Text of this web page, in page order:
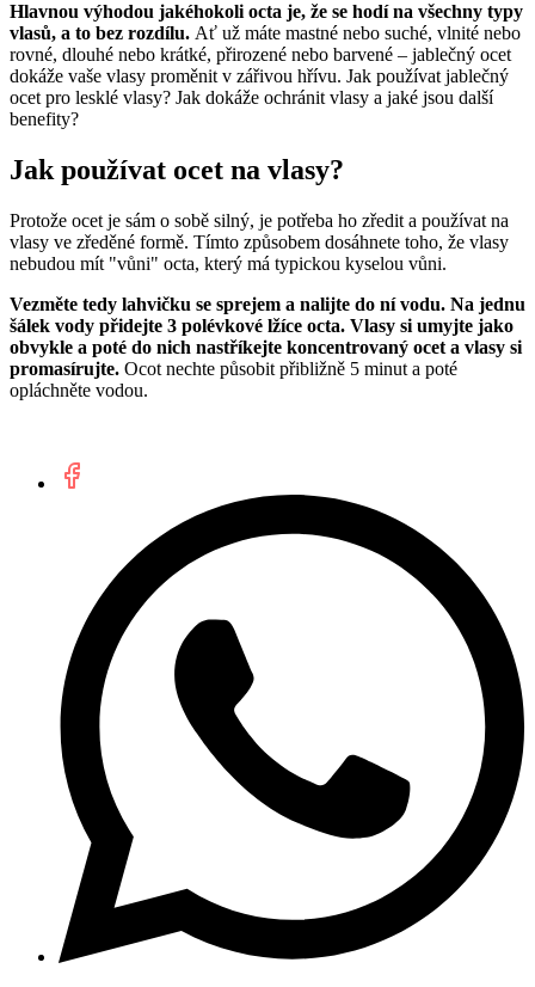
Hlavnou výhodou jakéhokoli octa je, že se hodí na všechny typy
vlasů, a to bez rozdílu. Ať už máte mastné nebo suché, vlnité nebo
rovné, dlouhé nebo krátké, přirozené nebo barvené – jablečný ocet
dokáže vaše vlasy proměnit v zářivou hřívu. Jak používat jablečný
ocet pro lesklé vlasy? Jak dokáže ochránit vlasy a jaké jsou další
benefity?
Jak používat ocet na vlasy?
Protože ocet je sám o sobě silný, je potřeba ho zředit a používat na
vlasy ve zředěné formě. Tímto způsobem dosáhnete toho, že vlasy
nebudou mít "vůni" octa, který má typickou kyselou vůni.
Vezměte tedy lahvičku se sprejem a nalijte do ní vodu. Na jednu
šálek vody přidejte 3 polévkové lžíce octa. Vlasy si umyjte jako
obvykle a poté do nich nastříkejte koncentrovaný ocet a vlasy si
promasírujte. Ocot nechte působit přibližně 5 minut a poté
opláchněte vodou.